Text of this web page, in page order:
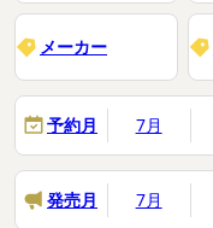
メーカー
予約月 7月
発売月 7月